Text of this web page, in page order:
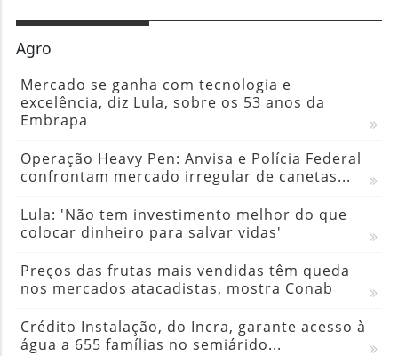
Agro
Mercado se ganha com tecnologia e
excelência, diz Lula, sobre os 53 anos da
Embrapa
Operação Heavy Pen: Anvisa e Polícia Federal
confrontam mercado irregular de canetas...
Lula: 'Não tem investimento melhor do que
colocar dinheiro para salvar vidas'
Preços das frutas mais vendidas têm queda
nos mercados atacadistas, mostra Conab
Crédito Instalação, do Incra, garante acesso à
água a 655 famílias no semiárido...